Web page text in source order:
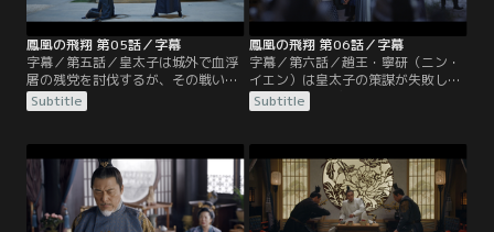
ー・イエン）に罪を問おうとする。
鳳凰の飛翔 第05話／字幕
字幕／第五話／皇太子は城外で血浮
屠の残党を討伐するが、その戦いで
顧衍（グー・イエン）は重傷を負っ
てしまう。血浮屠と大成の遺児の噂
ズーイエン）は討伐に不審な点があ
るとニン・イーに述べる。皇太子は
血浮屠の遺体を皇宮に持ち込み功を
示したが、天盛帝は調査をニン・イ
ーに任せる。
Subtitle
鳳凰の飛翔 第06話／字幕
字幕／第六話／趙王・寧研（ニン・
イエン）は皇太子の策謀が失敗し自
分に影響が及ぶことを恐れ、ある婦
人を毒殺しようとする。顧衍（グ
血浮屠と言われる遺体が無実の雑役
たちであることを知り激怒する。ニ
ン・イーと辛子硯（シン・ズーイエ
ン）は皇太子が血浮屠の残党を手元
に置いていると推測する。
Subtitle